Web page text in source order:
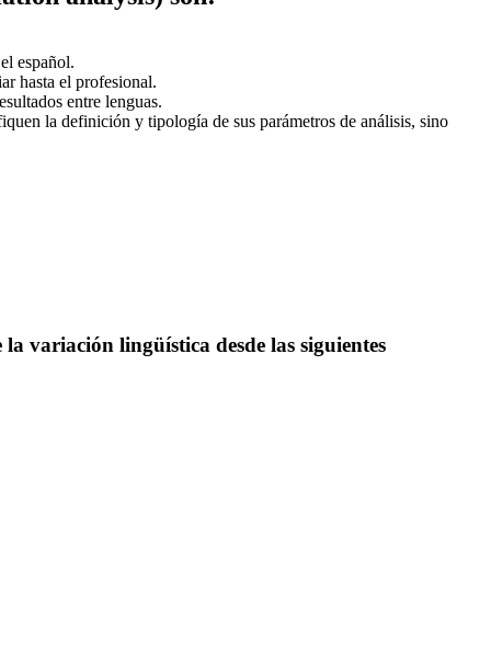
español.
hasta el profesional.
entre lenguas.
la definición y tipología de sus parámetros de análisis, sino
variación lingüística desde las siguientes